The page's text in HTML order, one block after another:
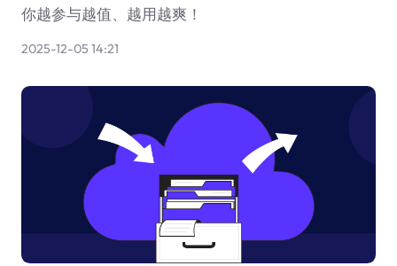
你越参与越值、越用越爽！
2025-12-05 14:21